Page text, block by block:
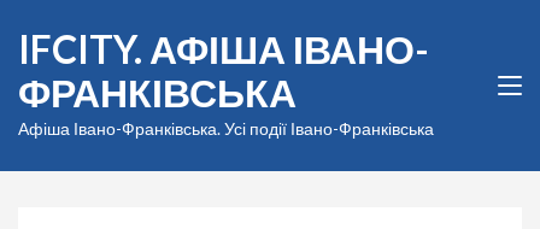
вмісту
(натисніть
Enter)
IFCITY. АФІША ІВАНО-
ФРАНКІВСЬКА
Афіша Івано-Франківська. Усі події Івано-Франківська